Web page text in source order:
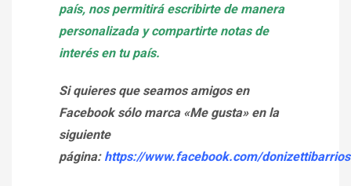
país, nos permitirá escribirte de manera
personalizada y compartirte notas de
interés en tu país.
Si quieres que seamos amigos en
Facebook sólo marca «Me gusta» en la
siguiente
página: https://www.facebook.com/donizettibarrios